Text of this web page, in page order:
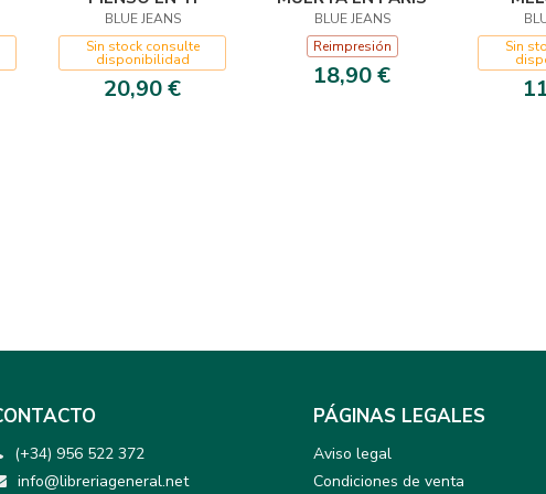
BLUE JEANS
Sin stock consulte
disponibilidad
20,90 €
BLUE JEANS
Reimpresión
18,90 €
Sin
(+34) 956 522 372
info@libreriageneral.net
PÁGINAS LEGALES
Aviso legal
Condiciones de venta